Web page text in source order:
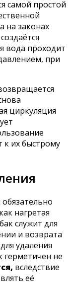
самой простой
на законах
вода проходит
при
циркуляция
к их быстрому
нагретая
служит для
и возврата
удаления
не
вследствие
её